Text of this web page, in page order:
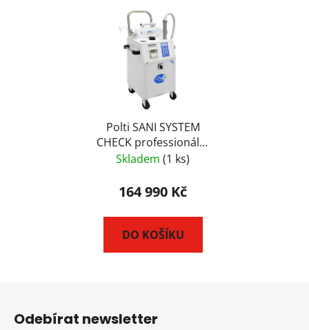
Polti SANI SYSTEM
CHECK professionální
parní přístroj pro
Skladem (1 ks)
164 990 Kč
DO KOŠÍKU
Odebírat newsletter